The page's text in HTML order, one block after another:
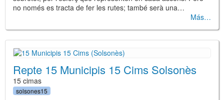
no només es tracta de fer les rutes; també serà una…
Más
Repte 15 Municipis 15 Cims Solsonès
15 cimas
solsones15